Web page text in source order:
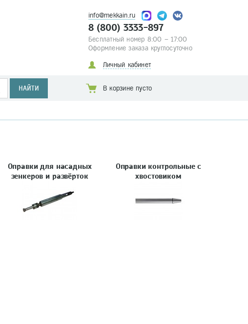
info@mekkain.ru
8 (800) 3333-897
Бесплатный номер 8:00 – 17:00
Оформление заказа круглосуточно
Личный кабинет
НАЙТИ В корзине пусто
Оправки для насадных
зенкеров и развёрток
Оправки контрольные с
хвостовиком